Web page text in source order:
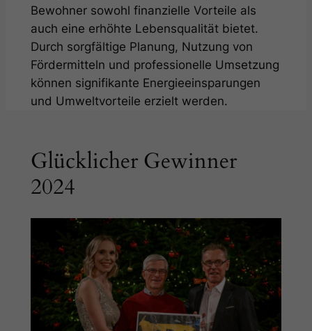
Bewohner sowohl finanzielle Vorteile als
auch eine erhöhte Lebensqualität bietet.
Durch sorgfältige Planung, Nutzung von
Fördermitteln und professionelle Umsetzung
können signifikante Energieeinsparungen
und Umweltvorteile erzielt werden.
Glücklicher Gewinner
2024